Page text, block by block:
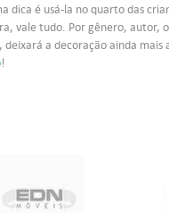
dica é usá-la no quarto das
vale tudo. Por gênero, autor,
a decoração ainda
!